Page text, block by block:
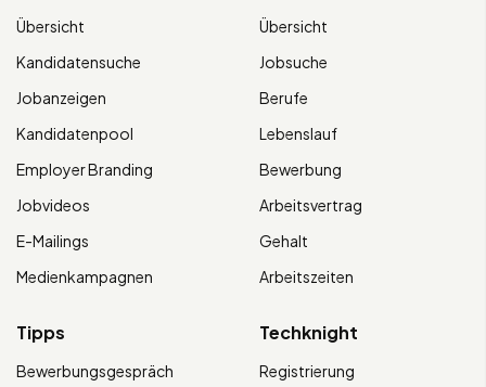
Übersicht
Kandidatensuche
Jobanzeigen
Kandidatenpool
Employer Branding
Jobvideos
E-Mailings
Medienkampagnen
Übersicht
Jobsuche
Berufe
Lebenslauf
Bewerbung
Arbeitsvertrag
Gehalt
Arbeitszeiten
Tipps
Bewerbungsgespräch
Techknight
Registrierung